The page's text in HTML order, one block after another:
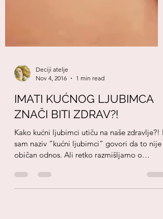
Nov 4, 2016
1 min read
IMATI KUĆNOG LJUBIMCA
ZNAČI BITI ZDRAV?!
Kako kućni ljubimci utiču na naše zdravlje?! I
običan odnos. Ali retko razmišljamo o
tome...